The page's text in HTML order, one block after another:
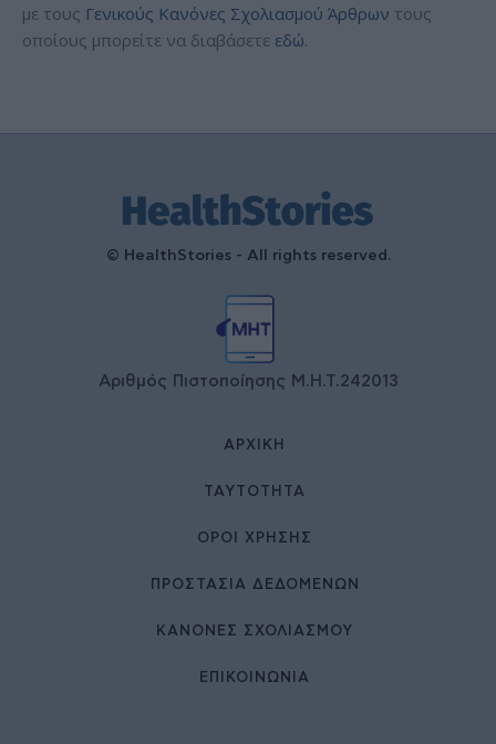
με τους Γενικούς Κανόνες Σχολιασμού Άρθρων τους
οποίους μπορείτε να διαβάσετε εδώ.
© HealthStories - All rights reserved.
Αριθμός Πιστοποίησης Μ.Η.Τ.242013
ΑΡΧΙΚΉ
ΤΑΥΤΌΤΗΤΑ
ΌΡΟΙ ΧΡΉΣΗΣ
ΠΡΟΣΤΑΣΙΑ ΔΕΔΟΜΕΝΩΝ
ΚΑΝΟΝΕΣ ΣΧΟΛΙΑΣΜΟΥ
ΕΠΙΚΟΙΝΩΝΊΑ